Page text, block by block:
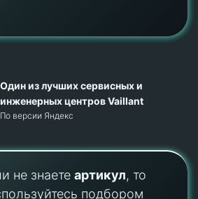
Один из лучших сервисных и
инженерных центров Vaillant
По версии Яндекс
не знаете артикул, то
подбором